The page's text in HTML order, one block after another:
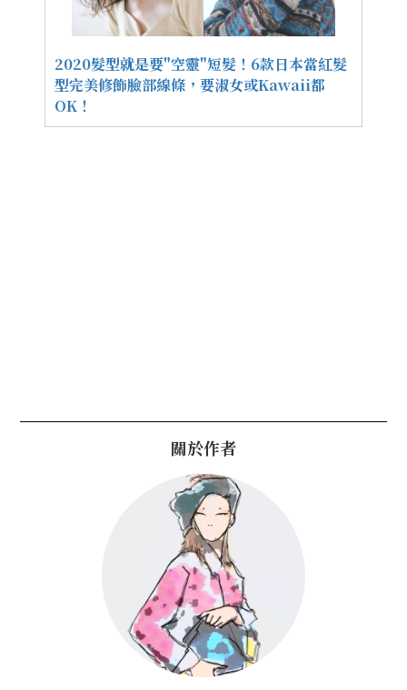
2020髮型就是要"空靈"短髮！6款日本當紅髮
型完美修飾臉部線條，要淑女或Kawaii都
OK！
關於作者